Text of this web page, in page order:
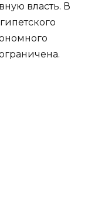
власть. В